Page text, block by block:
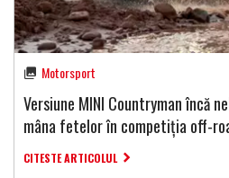
Motorsport
Versiune MINI Countryman încă
mâna fetelor în competiția off-
CITESTE ARTICOLUL